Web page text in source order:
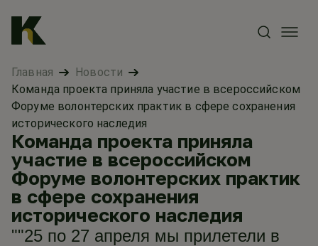
Главная
Новости
Команда проекта приняла участие в всероссийском
Форуме волонтерских практик в сфере сохранения
исторического наследия
Команда проекта приняла
участие в всероссийском
Форуме волонтерских практик
в сфере сохранения
исторического наследия
""25 по 27 апреля мы прилетели в